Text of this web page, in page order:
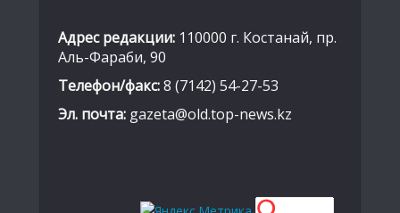
Адрес редакции: 110000 г. Костанай, пр.
Аль-Фараби, 90
Телефон/факс:8 (7142) 54-27-53
Эл. почта: gazeta@old.top-news.kz